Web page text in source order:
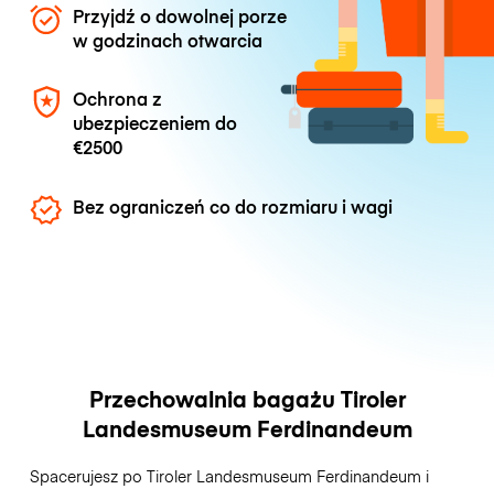
Przyjdź o dowolnej porze
w godzinach otwarcia
Ochrona z
ubezpieczeniem do
€2500
Bez ograniczeń co do rozmiaru i wagi
Przechowalnia bagażu Tiroler
Landesmuseum Ferdinandeum
Spacerujesz po Tiroler Landesmuseum Ferdinandeum i